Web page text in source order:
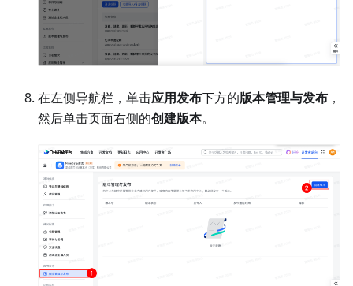
在左侧导航栏，单击应用发布下方的版本管理与发布 ，
然后单击页面右侧的创建版本。